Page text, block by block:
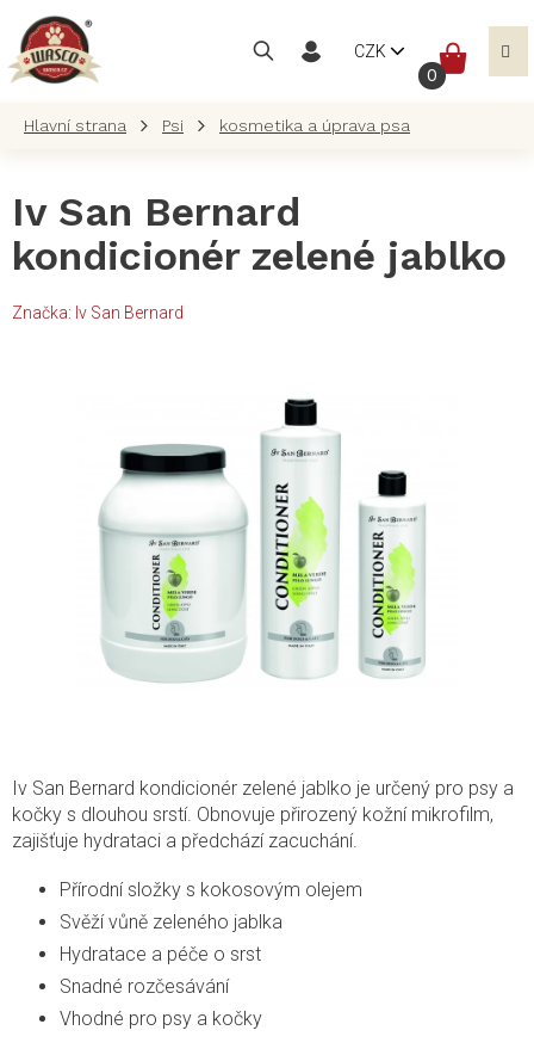
obsah
CZK
Psi kosmetika a úprava psa
Iv San Bernard
kondicionér zelené jablko
Značka: Iv San Bernard
Iv San Bernard kondicionér zelené jablko je určený pro psy a
kočky s dlouhou srstí. Obnovuje přirozený kožní mikrofilm,
zajišťuje hydrataci a předchází zacuchání.
Přírodní složky s kokosovým olejem
Svěží vůně zeleného jablka
Hydratace a péče o srst
Snadné rozčesávání
Vhodné pro psy a kočky